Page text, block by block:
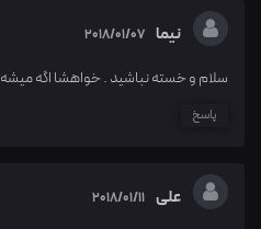
نیما 2018/01/07
سلام و خسته نباشید . خواهشا اگه میشه 1تا 6 این بن تن رو بزارید
پاسخ
علی 2018/01/11